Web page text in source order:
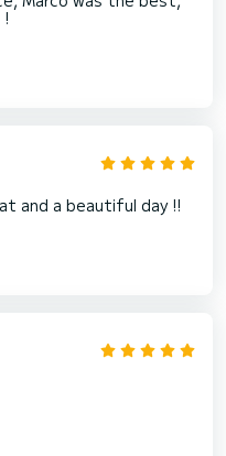
and a beautiful day !!